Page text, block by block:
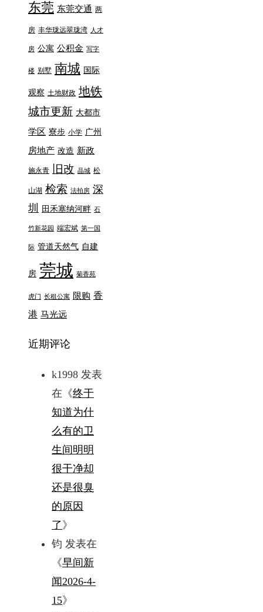
东莞 东莞交通 两
房 丰华珑远翠珑湾 人才
房 公寓 公积金 写字
楼 别墅 南城 国际
观察 土地财政 地铁
城市更新 大都市
学区 寮步 小学 广州
房地产 改造 新政
施永青 旧改 晶城 松
山湖 检索 法拍房 深
圳
田禾塞纳河畔 石
竹新花园 端宏斌 第一国
际 管道天然气 自建
房 莞城 菊香苑
虎门 长租公寓 限购 香
港 马光远
近期评论
k1998 发表
在《终于
知道为什
么有的卫
生间明明
很干净却
还是很臭
的原因
了》
钧 发表在
《早间新
闻2026-4-
15》